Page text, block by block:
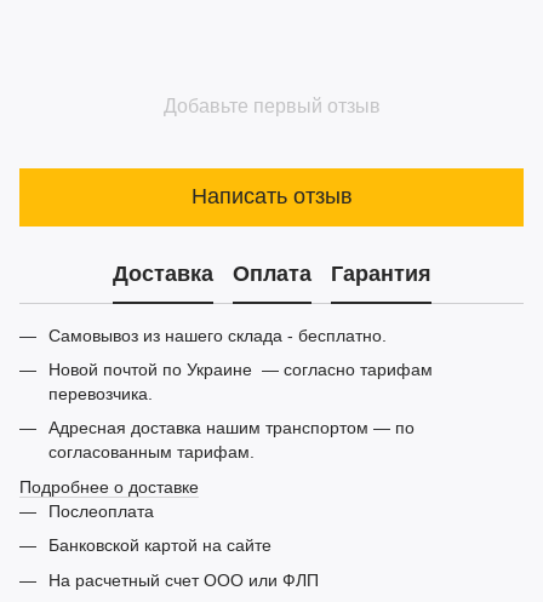
Добавьте первый отзыв
Написать отзыв
Доставка Оплата Гарантия
Самовывоз из нашего склада - бесплатно.
Новой почтой по Украине — согласно тарифам
перевозчика.
Адресная доставка нашим транспортом — по
согласованным тарифам.
Подробнее о доставке
Послеоплата
Банковской картой на сайте
На расчетный счет ООО или ФЛП